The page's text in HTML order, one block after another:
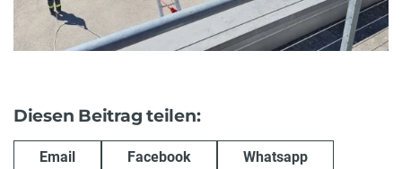
Diesen Beitrag teilen:
Email Facebook Whatsapp